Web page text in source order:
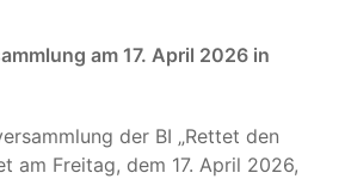
am 17. April 2026 in
der BI „Rettet den
am Freitag, dem 17. April 2026,